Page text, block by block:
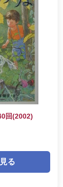
回(2002)
る